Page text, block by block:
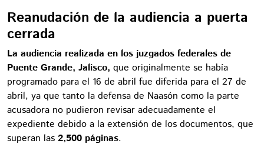
Reanudación de la audiencia a puerta
cerrada
La audiencia realizada en los juzgados federales de
Puente Grande, Jalisco, que originalmente se había
programado para el 16 de abril fue diferida para el 27 de
abril, ya que tanto la defensa de Naasón como la parte
acusadora no pudieron revisar adecuadamente el
expediente debido a la extensión de los documentos, que
superan las 2,500 páginas.